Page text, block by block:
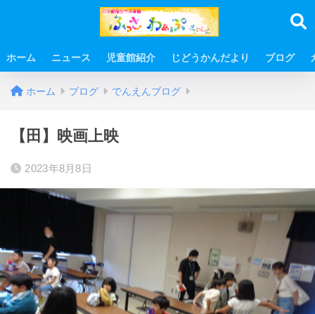
ホーム ニュース 児童館紹介 じどうかんだより ブログ
ホーム ブログ でんえんブログ
【田】映画上映
2023年8月8日